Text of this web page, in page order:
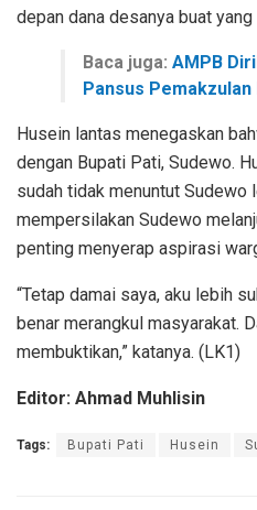
depan dana desanya buat yang
Baca juga: AMPB
Pansus Pemakzulan
Husein lantas menegaskan
dengan Bupati Pati, Sudewo.
sudah tidak menuntut Sudewo
mempersilakan Sudewo
penting menyerap aspirasi
“Tetap damai saya, aku lebih
benar merangkul masyarakat.
membuktikan,” katanya. (LK1)
Editor: Ahmad Muhlisin
Tags: Bupati Pati Husein